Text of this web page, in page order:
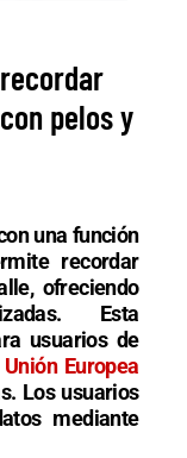
pelos y
una función
recordar
ofreciendo
Esta
usuarios de
Europea
Los usuarios
mediante